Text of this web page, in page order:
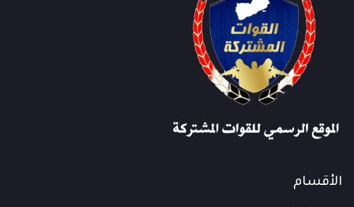
الأقسام